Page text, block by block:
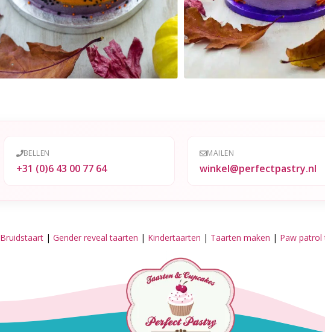
BELLEN
+31 (0)6 43 00 77 64
MAILEN
winkel@perfectpastry.nl
Bruidstaart | Gender reveal taarten | Kindertaarten | Taarten maken | Paw patrol